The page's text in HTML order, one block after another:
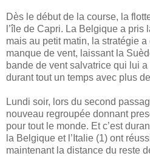
Dès le début de la course, la
l’île de Capri. La Belgique a pris
mais au petit matin, la stratégie
manque de vent, laissant la
bande de vent salvatrice qui lui
durant tout un temps avec plus
Lundi soir, lors du second
nouveau regroupée donnant
pour tout le monde. Et c’est
la Belgique et l’Italie (1) ont
maintenant la distance du reste